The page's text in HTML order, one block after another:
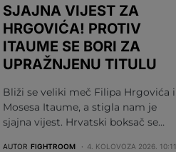
SJAJNA VIJEST ZA
HRGOVIĆA! PROTIV
ITAUME SE BORI ZA
UPRAŽNJENU TITULU
Bliži se veliki meč Filipa Hrgovića i
Mosesa Itaume, a stigla nam je
sjajna vijest. Hrvatski boksač se…
AUTOR FIGHTROOM 4. KOLOVOZA 2026. 10:11